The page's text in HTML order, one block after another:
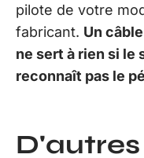
pilote de votre
fabricant. Un
ne sert à rien si le
reconnaît pas le